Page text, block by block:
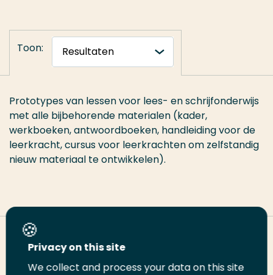
Toon:
Prototypes van lessen voor lees- en schrijfonderwijs
met alle bijbehorende materialen (kader,
werkboeken, antwoordboeken, handleiding voor de
leerkracht, cursus voor leerkrachten om zelfstandig
nieuw materiaal te ontwikkelen).
Deel deze pagina
Privacy on this site
We collect and process your data on this site